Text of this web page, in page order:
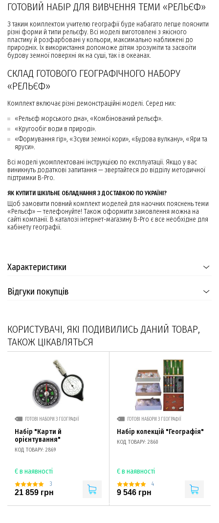
ГОТОВИЙ НАБІР ДЛЯ ВИВЧЕННЯ ТЕМИ «РЕЛЬЄФ»
З таким комплектом учителю географії буде набагато легше пояснити
різні форми й типи рельєфу. Всі моделі виготовлені з якісного
пластику й розфарбовані у кольори, максимально наближені до
природніх. Їх використання допоможе дітям зрозуміти та засвоїти
будову земної поверхні як на суші, так і в океанах.
СКЛАД ГОТОВОГО ГЕОГРАФІЧНОГО НАБОРУ
«РЕЛЬЄФ»
Комплект включає різні демонстраційні моделі. Серед них:
«Рельєф морського дна», «Комбінований рельєф».
«Кругообіг води в природі».
«Формування гір», «Зсуви земної кори», «Будова вулкану», «Яри та
яруси».
Всі моделі укомплектовані інструкцією по експлуатації. Якщо у вас
виникнуть додаткові запитання — звертайтеся до відділу методичної
підтримки B-Pro.
ЯК КУПИТИ ШКІЛЬНЕ ОБЛАДНАННЯ З ДОСТАВКОЮ ПО УКРАЇНІ?
Щоб замовити повний комплект моделей для наочних пояснень теми
«Рельєф» — телефонуйте! Також оформити замовлення можна на
сайті компанії. В каталозі інтернет-магазину B-Pro є все необхідне для
кабінету географії.
Характеристики
Відгуки покупців
КОРИСТУВАЧІ, ЯКІ ПОДИВИЛИСЬ ДАНИЙ ТОВАР,
ТАКОЖ ЦІКАВЛЯТЬСЯ
ГОТОВІ НАБОРИ З ГЕОГРАФІЇ
Набір "Карти й
орієнтування"
КОД ТОВАРУ: 2869
Є в наявності
3
21 859 грн
ГОТОВІ НАБОРИ З ГЕОГРАФІЇ
Набір колекцій "Географія"
КОД ТОВАРУ: 2860
Є в наявності
4
9 546 грн